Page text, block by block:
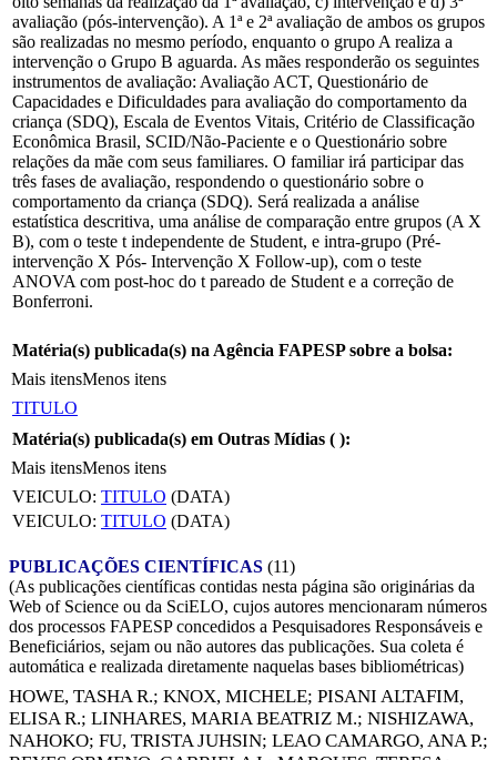
avaliação (pós-intervenção). A 1ª e 2ª avaliação de ambos os grupos
são realizadas no mesmo período, enquanto o grupo A realiza a
intervenção o Grupo B aguarda. As mães responderão os seguintes
instrumentos de avaliação: Avaliação ACT, Questionário de
Capacidades e Dificuldades para avaliação do comportamento da
criança (SDQ), Escala de Eventos Vitais, Critério de Classificação
Econômica Brasil, SCID/Não-Paciente e o Questionário sobre
relações da mãe com seus familiares. O familiar irá participar das
três fases de avaliação, respondendo o questionário sobre o
comportamento da criança (SDQ). Será realizada a análise
estatística descritiva, uma análise de comparação entre grupos (A X
B), com o teste t independente de Student, e intra-grupo (Pré-
intervenção X Pós- Intervenção X Follow-up), com o teste
ANOVA com post-hoc do t pareado de Student e a correção de
Bonferroni.
Matéria(s) publicada(s) na Agência FAPESP sobre a bolsa:
Mais itensMenos itens
TITULO
Matéria(s) publicada(s) em Outras Mídias ( ):
Mais itensMenos itens
VEICULO: TITULO (DATA)
VEICULO: TITULO (DATA)
PUBLICAÇÕES CIENTÍFICAS (11)
(As publicações científicas contidas nesta página são originárias da
Web of Science ou da SciELO, cujos autores mencionaram números
dos processos FAPESP concedidos a Pesquisadores Responsáveis e
Beneficiários, sejam ou não autores das publicações. Sua coleta é
automática e realizada diretamente naquelas bases bibliométricas)
HOWE, TASHA R.; KNOX, MICHELE; PISANI ALTAFIM,
ELISA R.; LINHARES, MARIA BEATRIZ M.; NISHIZAWA,
NAHOKO; FU, TRISTA JUHSIN; LEAO CAMARGO, ANA P.;